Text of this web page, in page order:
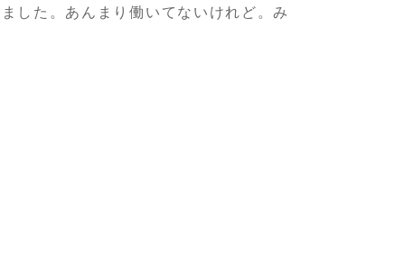
した。あんまり働いてないけれど。み